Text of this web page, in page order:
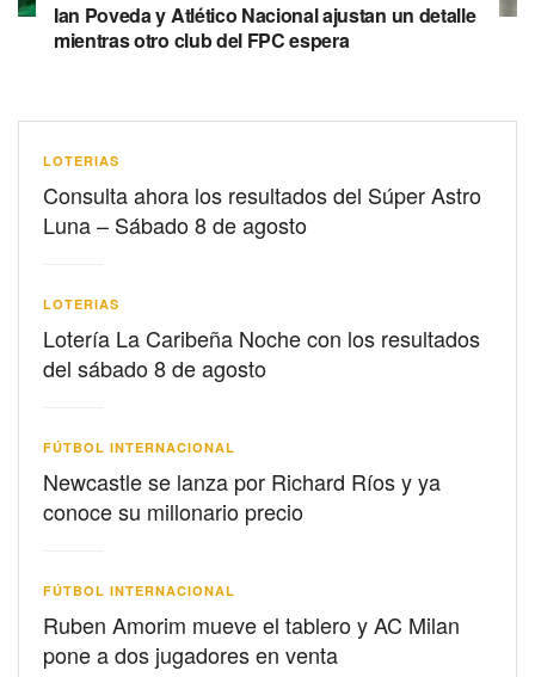
Ian Poveda y Atlético Nacional ajustan un detalle
mientras otro club del FPC espera
LOTERIAS
Consulta ahora los resultados del Súper Astro
Luna – Sábado 8 de agosto
LOTERIAS
Lotería La Caribeña Noche con los resultados
del sábado 8 de agosto
FÚTBOL INTERNACIONAL
Newcastle se lanza por Richard Ríos y ya
conoce su millonario precio
FÚTBOL INTERNACIONAL
Ruben Amorim mueve el tablero y AC Milan
pone a dos jugadores en venta